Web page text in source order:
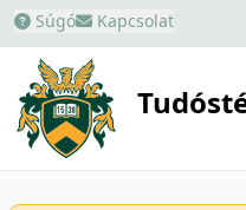
Súgó Kapcsolat